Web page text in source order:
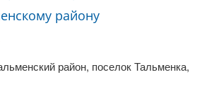
району
район, поселок Тальменка,